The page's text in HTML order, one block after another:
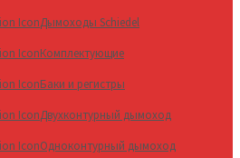
Дымоходы Schiedel
Комплектующие
Баки и регистры
Двухконтурный дымоход
Одноконтурный дымоход